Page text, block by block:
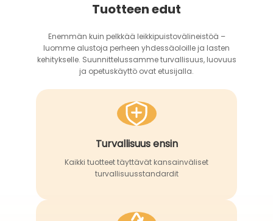
Tuotteen edut
Enemmän kuin pelkkää leikkipuistovälineistöä –
luomme alustoja perheen yhdessäoloille ja lasten
kehitykselle. Suunnittelussamme turvallisuus, luovuus
ja opetuskäyttö ovat etusijalla.
Turvallisuus ensin
Kaikki tuotteet täyttävät kansainväliset
turvallisuusstandardit